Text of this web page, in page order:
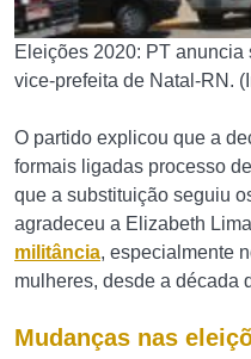
Eleições 2020: PT
vice-prefeita de Natal-RN.
O partido explicou que a
formais ligadas processo
que a substituição seguiu
agradeceu a Elizabeth
militância, especialmente
mulheres, desde a década
Mudanças nas